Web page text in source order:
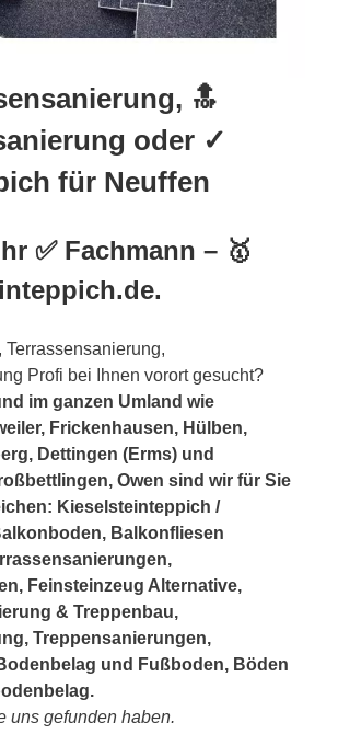
🔝
oder ✓
für Neuffen
✅ Fachmann – 🥇
Terrassensanierung,
Profi bei Ihnen vorort gesucht?
im ganzen Umland wie
Frickenhausen, Hülben,
Dettingen (Erms) und
Owen sind wir für Sie
Kieselsteinteppich /
Balkonfliesen
Feinsteinzeug Alternative,
& Treppenbau,
Treppensanierungen,
und Fußboden, Böden
uns gefunden haben.